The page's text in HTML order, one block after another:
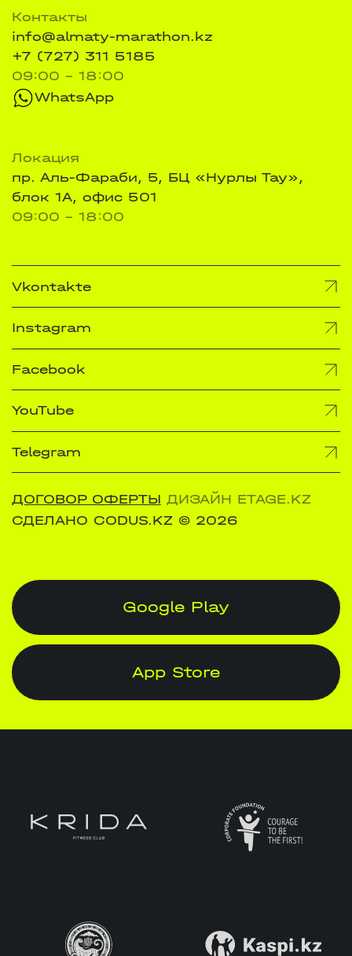
Контакты
info@almaty-marathon.kz
+7 (727) 311 5185
09:00 - 18:00
WhatsApp
Локация
пр. Аль-Фараби, 5, БЦ «Нурлы Тау»,
блок 1А, офис 501
09:00 - 18:00
Vkontakte
Instagram
Facebook
YouTube
Telegram
ДОГОВОР ОФЕРТЫ ДИЗАЙН ETAGE.KZ
СДЕЛАНО CODUS.KZ © 2026
Google Play
App Store